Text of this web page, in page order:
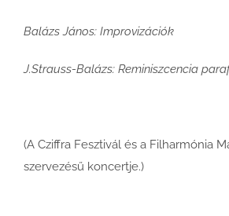
Balázs János: Improvizációk
J.Strauss-Balázs: Reminiszcencia
(A Cziffra Fesztivál és a Filharmónia
szervezésű koncertje.)